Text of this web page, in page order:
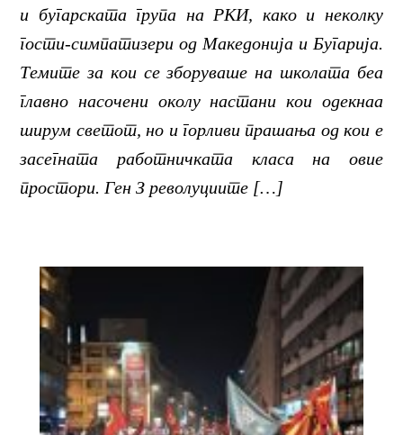
и бугарската група на РКИ, како и неколку
гости-симпатизери од Македонија и Бугарија.
Темите за кои се зборуваше на школата беа
главно насочени околу настани кои одекнаа
ширум светот, но и горливи прашања од кои е
засегната работничката класа на овие
простори. Ген З револуциите […]